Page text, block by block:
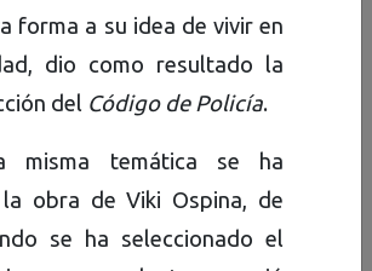
que contienen
excepcionales y únicas,
por la Dirección
Secretaría General de la
Mayor.
forma a su idea de vivir en
dio como resultado la
del Código de Policía.
misma temática se ha
obra de Viki Ospina, de
se ha seleccionado el